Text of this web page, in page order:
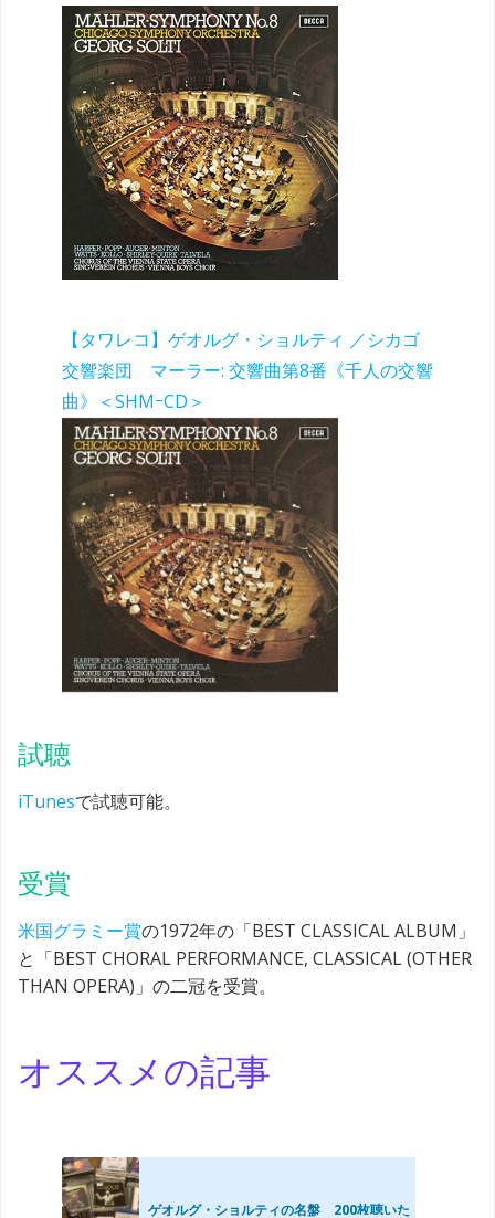
【タワレコ】ゲオルグ・ショルティ ／シカゴ
交響楽団 マーラー: 交響曲第8番《千人の交響
曲》＜SHMｰCD＞
試聴
iTunesで試聴可能。
受賞
米国グラミー賞の1972年の「BEST CLASSICAL ALBUM」
と「BEST CHORAL PERFORMANCE, CLASSICAL (OTHER
THAN OPERA)」の二冠を受賞。
オススメの記事
ゲオルグ・ショルティの名盤 200枚聴いた